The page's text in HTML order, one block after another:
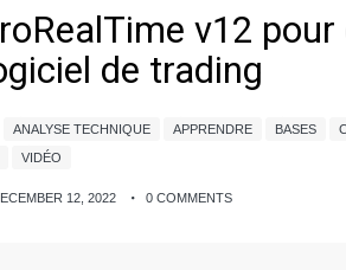
v12
de trading
ANALYSE TECHNIQUE APPRENDRE BASES
VIDÉO
12, 2022 0 COMMENTS